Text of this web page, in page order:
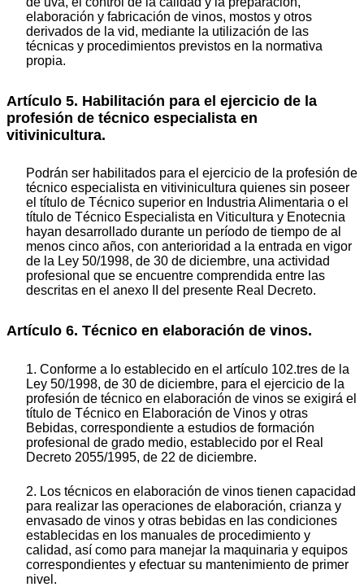
elaboración y fabricación de vinos, mostos y otros
derivados de la vid, mediante la utilización de las
técnicas y procedimientos previstos en la normativa
propia.
Artículo 5. Habilitación para el ejercicio de la
profesión de técnico especialista en
vitivinicultura.
Podrán ser habilitados para el ejercicio de la profesión de
técnico especialista en vitivinicultura quienes sin poseer
el título de Técnico superior en Industria Alimentaria o el
título de Técnico Especialista en Viticultura y Enotecnia
hayan desarrollado durante un período de tiempo de al
menos cinco años, con anterioridad a la entrada en vigor
de la Ley 50/1998, de 30 de diciembre, una actividad
profesional que se encuentre comprendida entre las
descritas en el anexo II del presente Real Decreto.
Artículo 6. Técnico en elaboración de vinos.
1. Conforme a lo establecido en el artículo 102.tres de la
Ley 50/1998, de 30 de diciembre, para el ejercicio de la
profesión de técnico en elaboración de vinos se exigirá el
título de Técnico en Elaboración de Vinos y otras
Bebidas, correspondiente a estudios de formación
profesional de grado medio, establecido por el Real
Decreto 2055/1995, de 22 de diciembre.
2. Los técnicos en elaboración de vinos tienen capacidad
para realizar las operaciones de elaboración, crianza y
envasado de vinos y otras bebidas en las condiciones
establecidas en los manuales de procedimiento y
calidad, así como para manejar la maquinaria y equipos
correspondientes y efectuar su mantenimiento de primer
nivel.